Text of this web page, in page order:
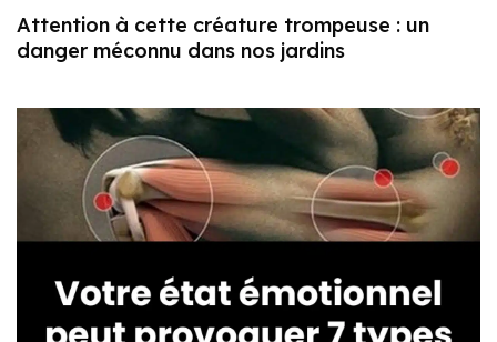
Attention à cette créature trompeuse : un
danger méconnu dans nos jardins